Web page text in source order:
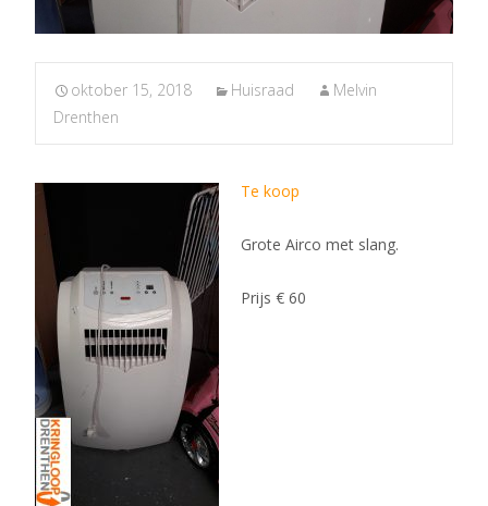
oktober 15, 2018 Huisraad
Melvin
Drenthen
Te koop
Grote Airco met slang.
Prijs € 60